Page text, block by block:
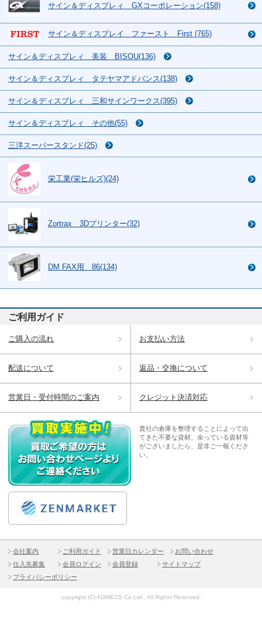
サイン＆ディスプレィ GXコーポレーション(158)
サイン＆ディスプレイ ファースト First (765)
サイン＆ディスプレィ 美装 BISOU(136)
サイン＆ディスプレィ タテヤマアドバンス(138)
サイン＆ディスプレィ 三和サインワークス(395)
サイン＆ディスプレィ その他(55)
三洋スーパースタンド(25)
栄工業(栄ヒルズ)(24)
Zortrax 3Dプリンター(32)
DM FAX用 86(134)
ご利用ガイド
ご購入の流れ お支払い方法
配送について 返品・交換について
営業日・受付時間のご案内 クレジット決済対応
貴社の倉庫を整理することによって出
てきた不要な資材、余っている資材等
がございましたら、是非ご一報くださ
い。
会社案内 ご利用ガイド 営業日カレンダー
お問い合わせ
仕入先募集
会員ログイン 会員登録
サイトマップ
プライバシーポリシー
copyright (C) ADWECS Co.Ltd., All Rights Reserved.